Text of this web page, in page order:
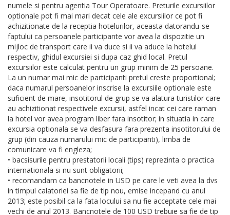
numele si pentru agentia Tour Operatoare. Preturile excursiilor
optionale pot fi mai mari decat cele ale excursiilor ce pot fi
achizitionate de la receptia hotelurilor, aceasta datorandu-se
faptului ca persoanele participante vor avea la dispozitie un
mijloc de transport care ii va duce si ii va aduce la hotelul
respectiv, ghidul excursiei si dupa caz ghid local. Pretul
excursiilor este calculat pentru un grup minim de 25 persoane.
La un numar mai mic de participanti pretul creste proportional;
daca numarul persoanelor inscrise la excursiile optionale este
suficient de mare, insotitorul de grup se va alatura turistilor care
au achizitionat respectivele excursii, astfel incat cei care raman
la hotel vor avea program liber fara insotitor; in situatia in care
excursia optionala se va desfasura fara prezenta insotitorului de
grup (din cauza numarului mic de participanti), limba de
comunicare va fi engleza;
• bacsisurile pentru prestatorii locali (tips) reprezinta o practica
internationala si nu sunt obligatorii;
• recomandam ca bancnotele in USD pe care le veti avea la dvs
in timpul calatoriei sa fie de tip nou, emise incepand cu anul
2013; este posibil ca la fata locului sa nu fie acceptate cele mai
vechi de anul 2013. Bancnotele de 100 USD trebuie sa fie de tip